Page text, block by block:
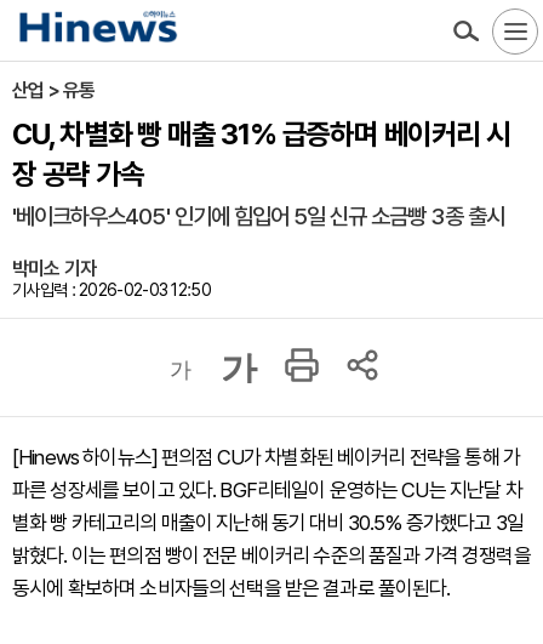
산업 > 유통
CU, 차별화 빵 매출 31% 급증하며 베이커리 시
장 공략 가속
'베이크하우스405' 인기에 힘입어 5일 신규 소금빵 3종 출시
박미소 기자
기사입력 : 2026-02-03 12:50
가 가
[Hinews 하이뉴스] 편의점 CU가 차별화된 베이커리 전략을 통해 가
파른 성장세를 보이고 있다. BGF리테일이 운영하는 CU는 지난달 차
별화 빵 카테고리의 매출이 지난해 동기 대비 30.5% 증가했다고 3일
밝혔다. 이는 편의점 빵이 전문 베이커리 수준의 품질과 가격 경쟁력을
동시에 확보하며 소비자들의 선택을 받은 결과로 풀이된다.